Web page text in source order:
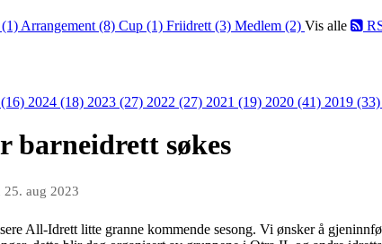
Arrangement (8) Cup (1) Friidrett (3) Medlem (2) Vis alle
2024 (18) 2023 (27) 2022 (27) 2021 (19) 2020 (41) 2019 (33)
barneidrett søkes
25. aug 2023
All-Idrett litte granne kommende sesong. Vi ønsker å